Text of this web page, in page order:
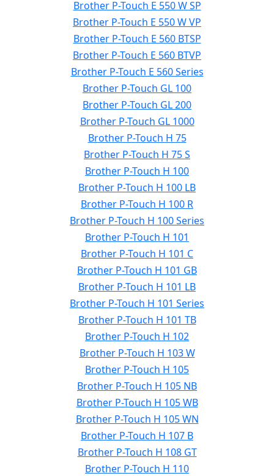
Brother P-Touch E 550 W SP
Brother P-Touch E 550 W VP
Brother P-Touch E 560 BTSP
Brother P-Touch E 560 BTVP
Brother P-Touch E 560 Series
Brother P-Touch GL 100
Brother P-Touch GL 200
Brother P-Touch GL 1000
Brother P-Touch H 75
Brother P-Touch H 75 S
Brother P-Touch H 100
Brother P-Touch H 100 LB
Brother P-Touch H 100 R
Brother P-Touch H 100 Series
Brother P-Touch H 101
Brother P-Touch H 101 C
Brother P-Touch H 101 GB
Brother P-Touch H 101 LB
Brother P-Touch H 101 Series
Brother P-Touch H 101 TB
Brother P-Touch H 102
Brother P-Touch H 103 W
Brother P-Touch H 105
Brother P-Touch H 105 NB
Brother P-Touch H 105 WB
Brother P-Touch H 105 WN
Brother P-Touch H 107 B
Brother P-Touch H 108 GT
Brother P-Touch H 110